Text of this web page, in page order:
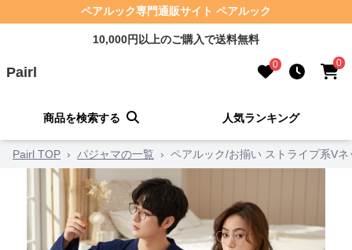
ペアルック専門通販サイト ペアルック
10,000円以上のご購入で送料無料
Pairl 0 0
商品を検索する 人気ランキング
Pairl TOP › パジャマの一覧 › ペアルック/お揃い ストライプ系V